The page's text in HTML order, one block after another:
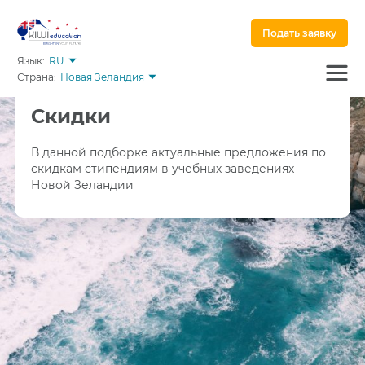
Язык: RU
Страна: Новая Зеландия
Подать заявку
Скидки
В данной подборке актуальные предложения по
скидкам стипендиям в учебных заведениях
Новой Зеландии